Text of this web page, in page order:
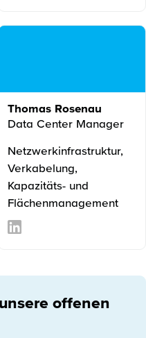
Thomas Rosenau
Data Center Manager
Netzwerkinfrastruktur,
Verkabelung,
Kapazitäts- und
Flächenmanagement
offenen